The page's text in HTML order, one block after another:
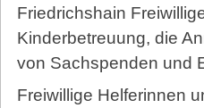
Friedrichshain
Kinderbetreuung, die
von Sachspenden und
Freiwillige Helferinnen